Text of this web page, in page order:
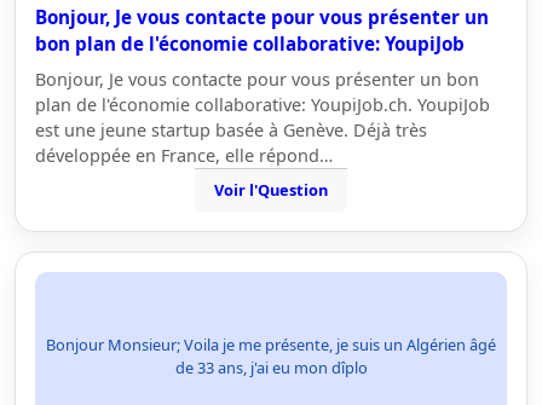
Bonjour, Je vous contacte pour vous présenter un
bon plan de l'économie collaborative: YoupiJob
Bonjour, Je vous contacte pour vous présenter un bon
plan de l'économie collaborative: YoupiJob.ch. YoupiJob
est une jeune startup basée à Genève. Déjà très
développée en France, elle répond…
Voir l'Question
Bonjour Monsieur; Voila je me présente, je suis un Algérien âgé
de 33 ans, j'ai eu mon dîplo